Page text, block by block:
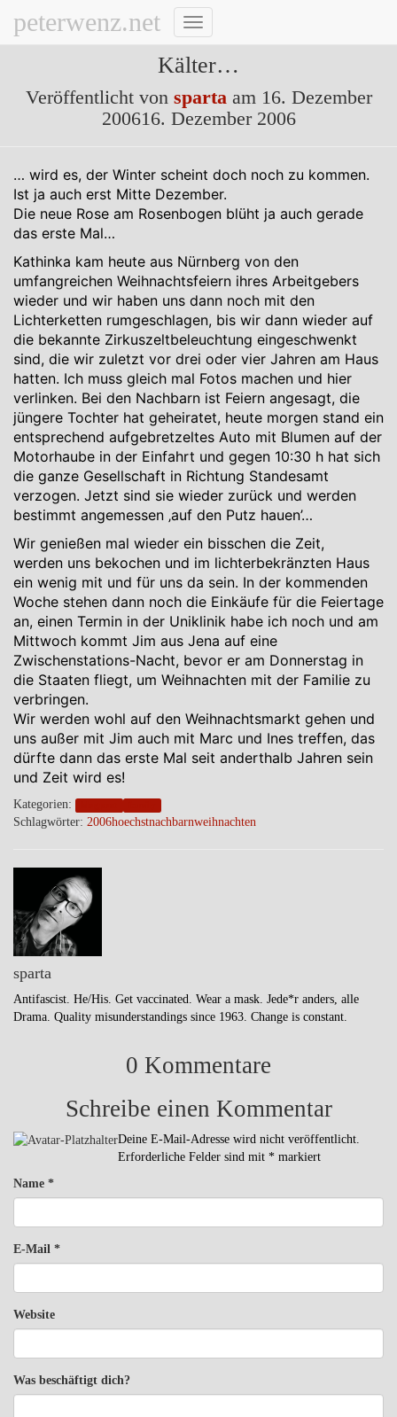
peterwenz.net
Navigation
Kälter…
Veröffentlicht von spartaam 16. Dezember
200616. Dezember 2006
… wird es, der Winter scheint doch noch zu kommen.
Ist ja auch erst Mitte Dezember.
Die neue Rose am Rosenbogen blüht ja auch gerade
das erste Mal…
Kathinka kam heute aus Nürnberg von den
umfangreichen Weihnachtsfeiern ihres Arbeitgebers
wieder und wir haben uns dann noch mit den
Lichterketten rumgeschlagen, bis wir dann wieder auf
die bekannte Zirkuszeltbeleuchtung eingeschwenkt
sind, die wir zuletzt vor drei oder vier Jahren am Haus
hatten. Ich muss gleich mal Fotos machen und hier
verlinken. Bei den Nachbarn ist Feiern angesagt, die
jüngere Tochter hat geheiratet, heute morgen stand ein
entsprechend aufgebretzeltes Auto mit Blumen auf der
Motorhaube in der Einfahrt und gegen 10:30 h hat sich
die ganze Gesellschaft in Richtung Standesamt
verzogen. Jetzt sind sie wieder zurück und werden
bestimmt angemessen ‚auf den Putz hauen’…
Wir genießen mal wieder ein bisschen die Zeit,
werden uns bekochen und im lichterbekränzten Haus
ein wenig mit und für uns da sein. In der kommenden
Woche stehen dann noch die Einkäufe für die Feiertage
an, einen Termin in der Uniklinik habe ich noch und am
Mittwoch kommt Jim aus Jena auf eine
Zwischenstations-Nacht, bevor er am Donnerstag in
die Staaten fliegt, um Weihnachten mit der Familie zu
verbringen.
Wir werden wohl auf den Weihnachtsmarkt gehen und
uns außer mit Jim auch mit Marc und Ines treffen, das
dürfte dann das erste Mal seit anderthalb Jahren sein
und Zeit wird es!
Kategorien:
Schlagwörter: 2006hoechstnachbarnweihnachten
sparta
Antifascist. He/His. Get vaccinated. Wear a mask. Jede*r anders, alle
Drama. Quality misunderstandings since 1963. Change is constant.
0 Kommentare
Schreibe einen Kommentar
Deine E-Mail-Adresse wird nicht veröffentlicht.
Erforderliche Felder sind mit * markiert
Name *
E-Mail *
Website
Was beschäftigt dich?